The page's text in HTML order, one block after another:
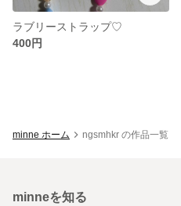
ラブリーストラップ♡
400円
minne ホーム ngsmhkr の作品一覧
minneを知る